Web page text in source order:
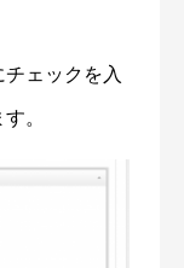
ェックを入
。